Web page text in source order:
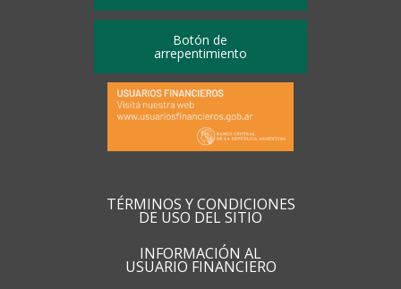
Botón de
arrepentimiento
TÉRMINOS Y CONDICIONES
DE USO DEL SITIO
INFORMACIÓN AL
USUARIO FINANCIERO